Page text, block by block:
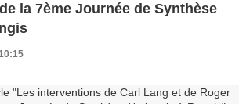
la 7ème Journée de Synthèse